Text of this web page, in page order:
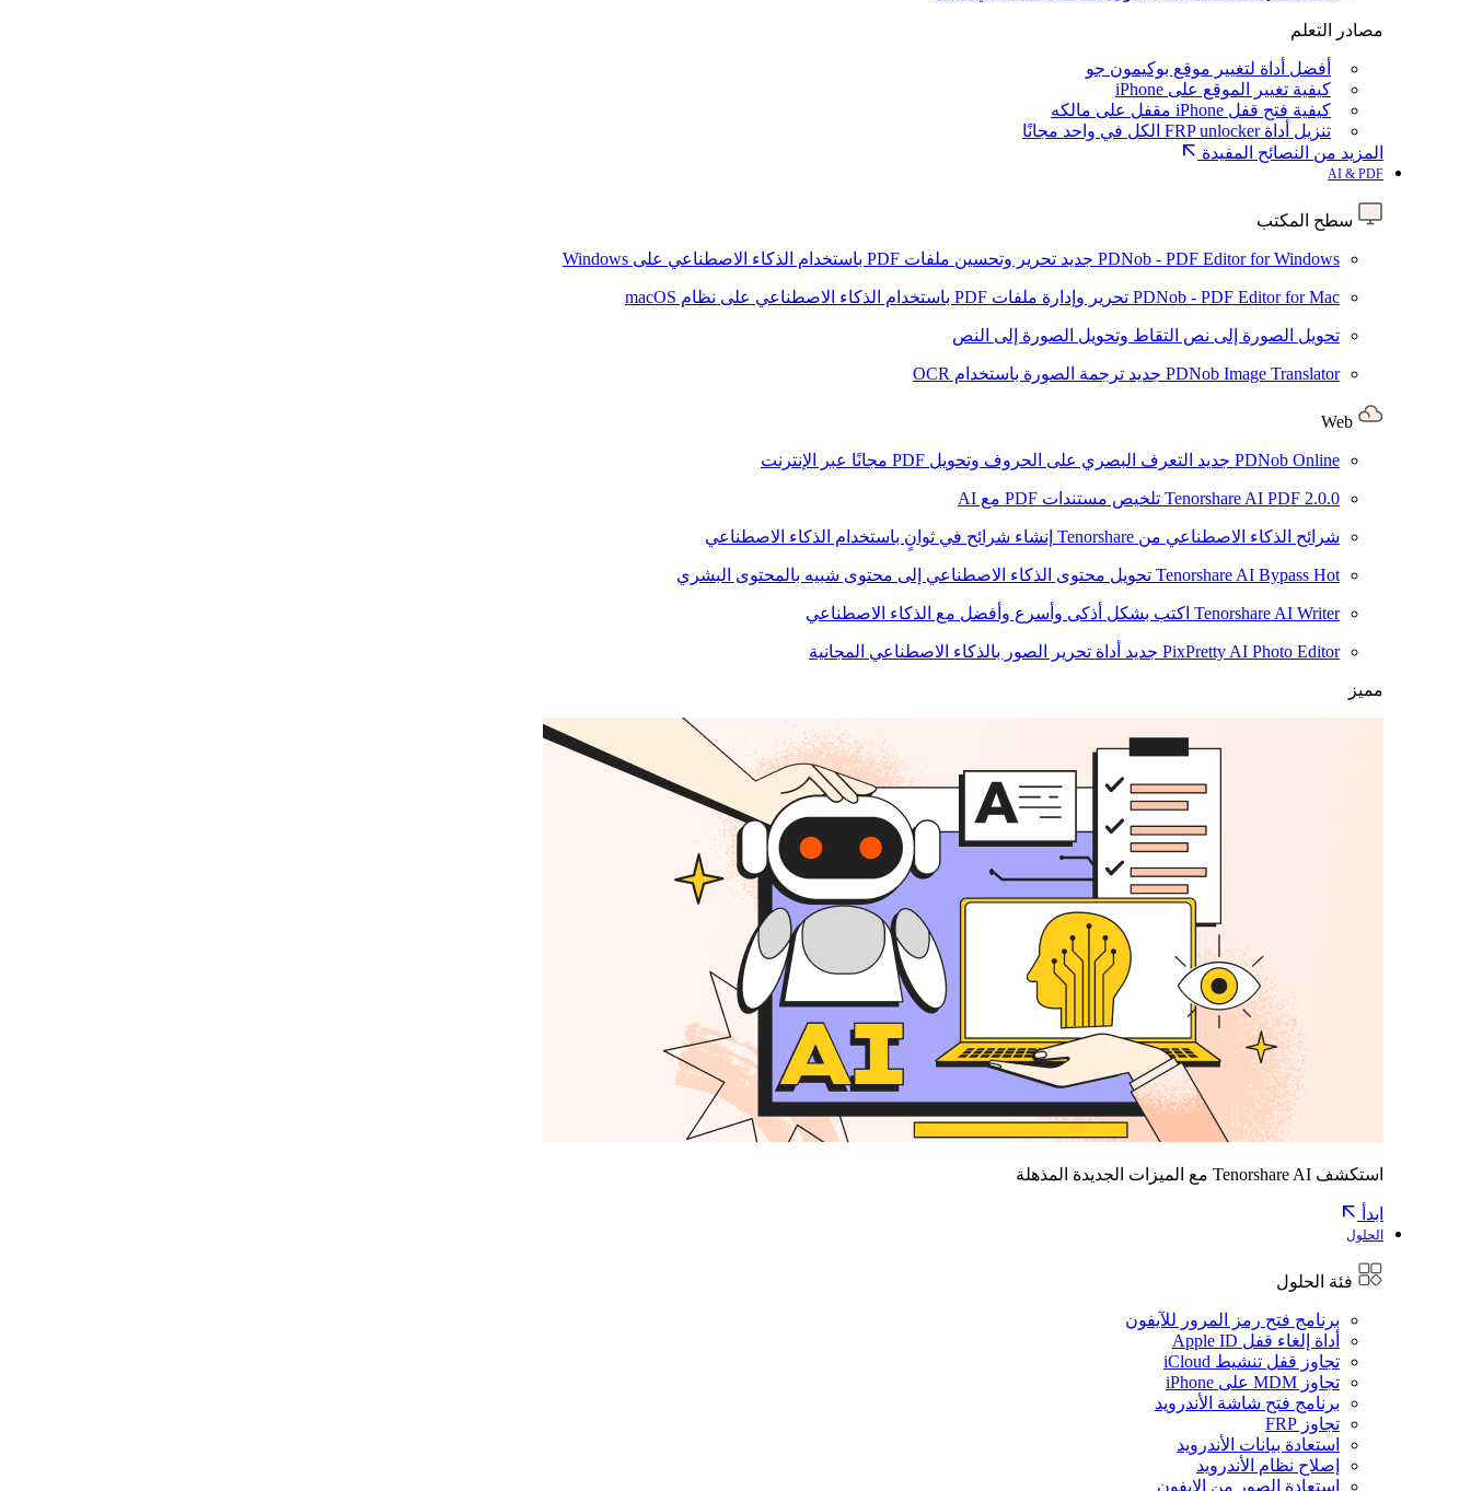
مصادر التعلم
أفضل أداة لتغيير موقع بوكيمون جو
كيفية تغيير الموقع على iPhone
كيفية فتح قفل iPhone مقفل على مالكه
تنزيل أداة FRP unlocker الكل في واحد مجانًا
المزيد من النصائح المفيدة
AI & PDF
سطح المكتب
PDNob - PDF Editor for Windows جديد تحرير وتحسين ملفات PDF باستخدام الذكاء الاصطناعي على Windows
PDNob - PDF Editor for Mac تحرير وإدارة ملفات PDF باستخدام الذكاء الاصطناعي على نظام macOS
تحويل الصورة إلى نص التقاط وتحويل الصورة إلى النص
PDNob Image Translator جديد ترجمة الصورة باستخدام OCR
PDNob Online جديد التعرف البصري على الحروف وتحويل PDF مجانًا عبر الإنترنت
Tenorshare AI PDF 2.0.0 تلخيص مستندات PDF مع AI
شرائح الذكاء الاصطناعي من Tenorshare إنشاء شرائح في ثوانٍ باستخدام الذكاء الاصطناعي
Tenorshare AI Bypass Hot تحويل محتوى الذكاء الاصطناعي إلى محتوى شبيه بالمحتوى البشري
Tenorshare AI Writer اكتب بشكل أذكى وأسرع وأفضل مع الذكاء الاصطناعي
PixPretty AI Photo Editor جديد أداة تحرير الصور بالذكاء الاصطناعي المجانية
مميز
استكشف Tenorshare AI مع الميزات الجديدة المذهلة
ابدأ
الحلول
فئة الحلول
برنامج فتح رمز المرور للآيفون
أداة إلغاء قفل Apple ID
تجاوز قفل تنشيط iCloud
تجاوز MDM على iPhone
برنامج فتح شاشة الأندرويد
تجاوز FRP
استعادة بيانات الأندرويد
إصلاح نظام الأندرويد
استعادة الصور من الايفون